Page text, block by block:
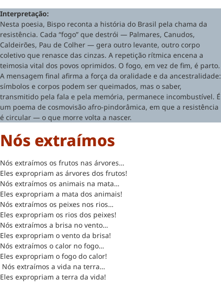
Interpretação:
Nesta poesia, Bispo reconta a história do Brasil pela chama da
resistência. Cada “fogo” que destrói — Palmares, Canudos,
Caldeirões, Pau de Colher — gera outro levante, outro corpo
coletivo que renasce das cinzas. A repetição rítmica encena a
teimosia vital dos povos oprimidos. O fogo, em vez de fim, é parto.
A mensagem final afirma a força da oralidade e da ancestralidade:
símbolos e corpos podem ser queimados, mas o saber,
transmitido pela fala e pela memória, permanece incombustível. É
um poema de cosmovisão afro-pindorâmica, em que a resistência
é circular — o que morre volta a nascer.
Nós extraímos
Nós extraímos os frutos nas árvores…
Eles expropriam as árvores dos frutos!
Nós extraímos os animais na mata…
Eles expropriam a mata dos animais!
Nós extraímos os peixes nos rios…
Eles expropriam os rios dos peixes!
Nós extraímos a brisa no vento…
Eles expropriam o vento da brisa!
Nós extraímos o calor no fogo…
Eles expropriam o fogo do calor!
Nós extraímos a vida na terra…
Eles expropriam a terra da vida!